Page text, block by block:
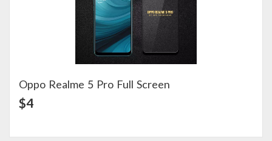
Oppo Realme 5 Pro Full Screen
$4
View Detail